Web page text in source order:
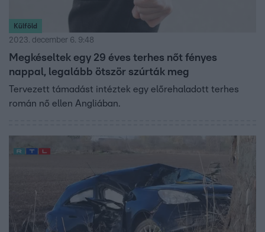
Külföld
2023. december 6. 9:48
Megkéseltek egy 29 éves terhes nőt fényes
nappal, legalább ötször szúrták meg
Tervezett támadást intéztek egy előrehaladott terhes
román nő ellen Angliában.